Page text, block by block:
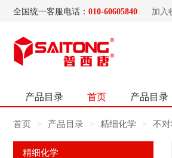
全国统一客服电话： 010-60605840 加入
产品目录 首页 产品目录
首页 产品目录 精细化学 不
精细化学